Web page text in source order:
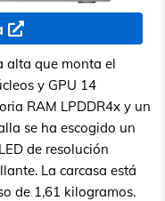
alta que monta el
y GPU 14
RAM LPDDR4x y un
se ha escogido un
de resolución
La carcasa está
de 1,61 kilogramos.